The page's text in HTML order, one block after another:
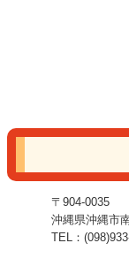
〒904-0035
沖縄県沖縄市
TEL：